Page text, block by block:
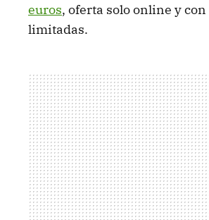
euros, oferta solo online y
limitadas.